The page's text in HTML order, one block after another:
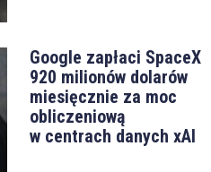
Google zapłaci SpaceX
920 milionów dolarów
miesięcznie za moc
obliczeniową
w centrach danych xAI